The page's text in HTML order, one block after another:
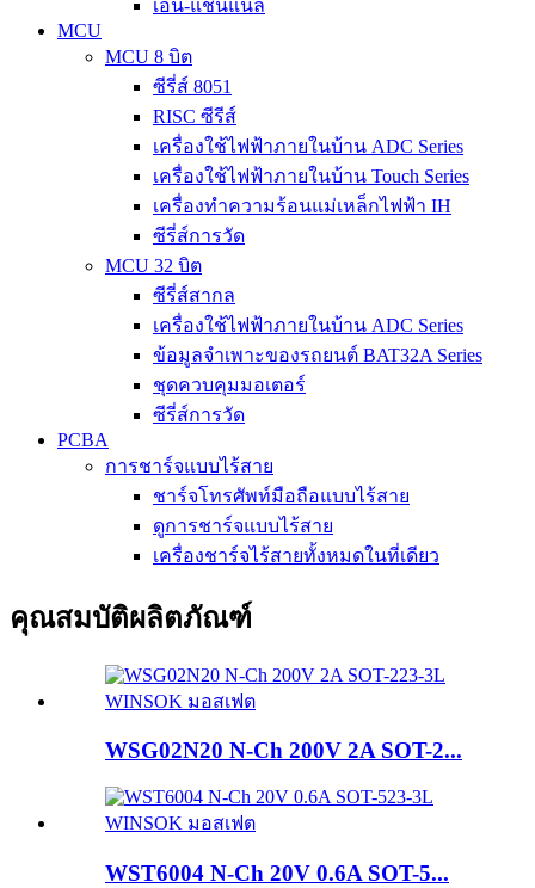
เอ็น-แชนแนล
MCU
MCU 8 บิต
ซีรี่ส์ 8051
RISC ซีรีส์
เครื่องใช้ไฟฟ้าภายในบ้าน ADC Series
เครื่องใช้ไฟฟ้าภายในบ้าน Touch Series
เครื่องทำความร้อนแม่เหล็กไฟฟ้า IH
ซีรี่ส์การวัด
MCU 32 บิต
ซีรี่ส์สากล
เครื่องใช้ไฟฟ้าภายในบ้าน ADC Series
ข้อมูลจำเพาะของรถยนต์ BAT32A Series
ชุดควบคุมมอเตอร์
ซีรี่ส์การวัด
PCBA
การชาร์จแบบไร้สาย
ชาร์จโทรศัพท์มือถือแบบไร้สาย
ดูการชาร์จแบบไร้สาย
เครื่องชาร์จไร้สายทั้งหมดในที่เดียว
คุณสมบัติผลิตภัณฑ์
WSG02N20 N-Ch 200V 2A SOT-2...
WST6004 N-Ch 20V 0.6A SOT-5...